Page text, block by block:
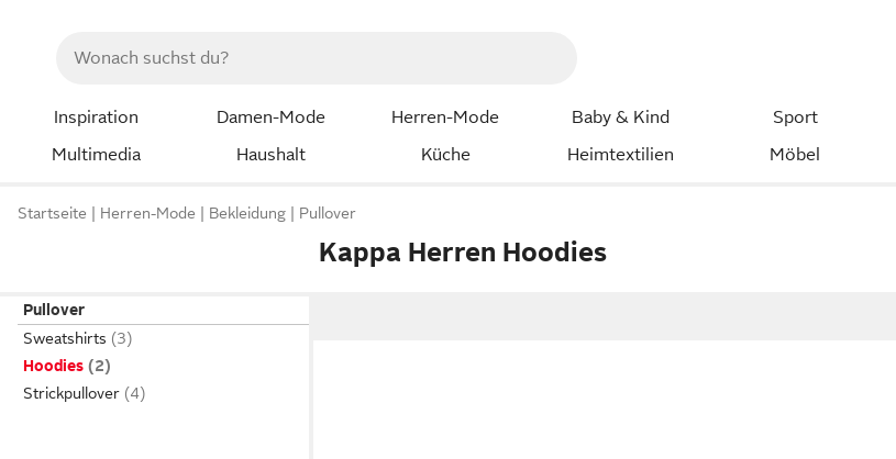
Inspiration Damen-Mode Herren-Mode Baby & Kind Sport
Multimedia
Haushalt Küche Heimtextilien Möbel
Startseite Herren-Mode Bekleidung Pullover
Kappa Herren Hoodies
Pullover
Sweatshirts
Hoodies
Strickpullover